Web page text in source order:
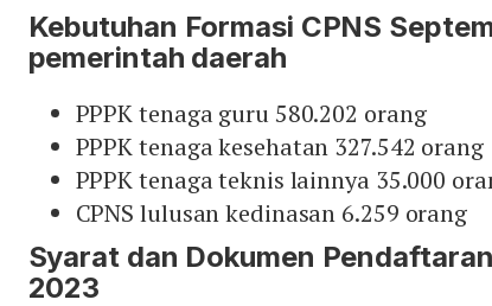
Kebutuhan Formasi CPNS
pemerintah daerah
PPPK tenaga guru 580.202 orang
PPPK tenaga kesehatan 327.542 orang
PPPK tenaga teknis lainnya 35.000
CPNS lulusan kedinasan 6.259 orang
Syarat dan Dokumen
2023